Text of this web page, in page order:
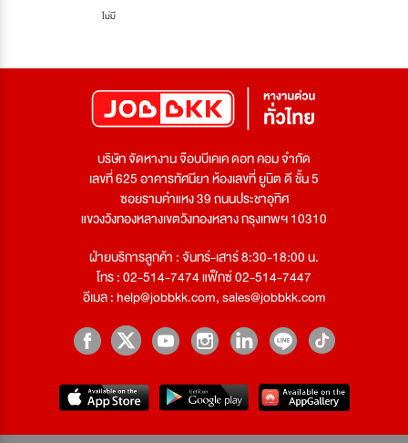
ไม่มี
บริษัท จัดหางาน จ๊อบบีเคเค ดอท คอม จำกัด
เลขที่ 625 อาคารทัศนียา ห้องเลขที่ ยูนิต ดี ชั้น 5
ซอยรามคำแหง 39 ถนนประชาอุทิศ
แขวงวังทองหลางเขตวังทองหลาง กรุงเทพฯ 10310
ฝ่ายบริการลูกค้า : จันทร์-เสาร์ 8:30-18:00 น.
โทร : 02-514-7474 แฟ็กซ์ 02-514-7447
อีเมล :help@jobbkk.com,sales@jobbkk.com